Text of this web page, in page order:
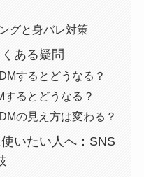
グと身バレ対策
ある疑問
するとどうなる？
るとどうなる？
の見え方は変わる？
いたい人へ：SNS